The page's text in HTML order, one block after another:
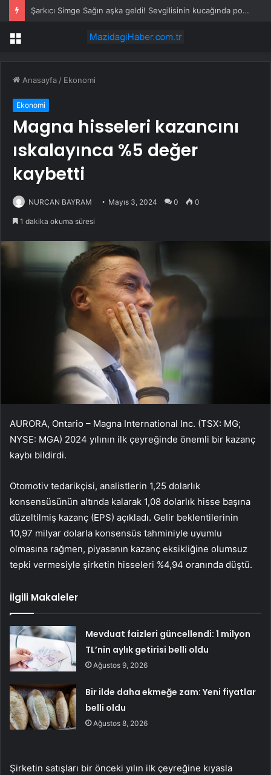
Şarkıcı Simge Sağın aşka geldi! Sevgilisinin kucağında poz verdi
Menü
Anasayfa / Ekonomi
Ekonomi
Magna hisseleri kazancını
ıskalayınca %5 değer
kaybetti
NURCAN BAYRAM Mayıs 3, 2024 0 0
1 dakika okuma süresi
AURORA, Ontario – Magna International Inc. (TSX: MG;
NYSE: MGA) 2024 yılının ilk çeyreğinde önemli bir kazanç
kaybı bildirdi.
Otomotiv tedarikçisi, analistlerin 1,25 dolarlık
konsensüsünün altında kalarak 1,08 dolarlık hisse başına
düzeltilmiş kazanç (EPS) açıkladı. Gelir beklentilerinin
10,97 milyar dolarla konsensüs tahminiyle uyumlu
olmasına rağmen, piyasanın kazanç eksikliğine olumsuz
tepki vermesiyle şirketin hisseleri %4,94 oranında düştü.
İlgili Makaleler
Mevduat faizleri güncellendi: 1 milyon
TL’nin aylık getirisi belli oldu
Ağustos 9, 2026
Bir ilde daha ekmeğe zam: Yeni fiyatlar
belli oldu
Ağustos 8, 2026
Şirketin satışları bir önceki yılın ilk çeyreğine kıyasla